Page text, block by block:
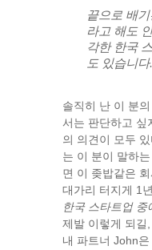
끝으로 배
라고 해도
각한 한국
도 있습니
솔직히 난 이 분
서는 판단하고 싶
의 의견이 모두
는 이 분이 말하
면 이 좆밥같은
대가리 터지게 1
한국 스타트업
제발 이렇게 되길
내 파트너 John